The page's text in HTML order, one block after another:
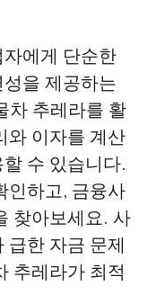
에게 단순한
을 제공하는
차 추레라를 활
와 이자를 계산
수 있습니다.
인하고, 금융사
찾아보세요. 사
급한 자금 문제
추레라가 최적